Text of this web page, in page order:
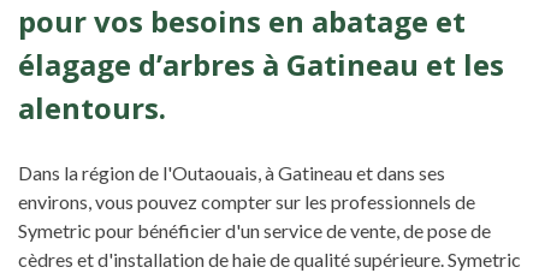
pour vos besoins en abatage et
élagage d’arbres à Gatineau et les
alentours.
Dans la région de l'Outaouais, à Gatineau et dans ses
environs, vous pouvez compter sur les professionnels de
Symetric pour bénéficier d'un service de vente, de pose de
cèdres et d'installation de haie de qualité supérieure. Symetric